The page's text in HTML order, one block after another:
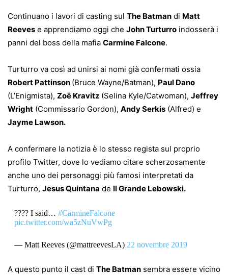
Continuano i lavori di casting sul The Batman di Matt
Reeves e apprendiamo oggi che John Turturro indosserà i
panni del boss della mafia Carmine Falcone.
Turturro va così ad unirsi ai nomi già confermati ossia
Robert Pattinson (Bruce Wayne/Batman), Paul Dano
(L’Enigmista), Zoë Kravitz (Selina Kyle/Catwoman), Jeffrey
Wright (Commissario Gordon), Andy Serkis (Alfred) e
Jayme Lawson.
A confermare la notizia è lo stesso regista sul proprio
profilo Twitter, dove lo vediamo citare scherzosamente
anche uno dei personaggi più famosi interpretati da
Turturro, Jesus Quintana de Il Grande Lebowski.
???? I said… #CarmineFalcone
pic.twitter.com/wa5zNuVwPg
— Matt Reeves (@mattreevesLA) 22 novembre 2019
A questo punto il cast di The Batman sembra essere vicino